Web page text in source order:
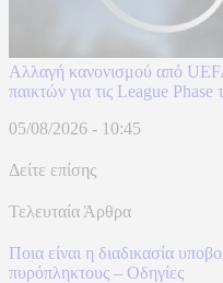
Αλλαγή κανονισμού από
παικτών για τις League
05/08/2026 - 10:45
Δείτε επίσης
Τελευταία Άρθρα
Ποια είναι η διαδικασία
πυρόπληκτους – Οδηγίες